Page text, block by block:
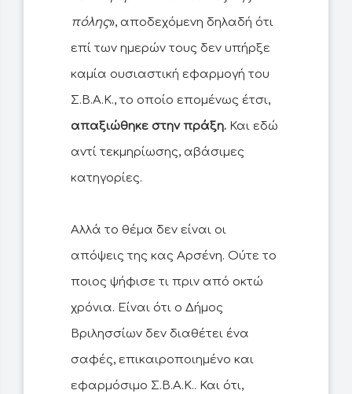
πόλης», αποδεχόμενη δηλαδή ότι
επί των ημερών τους δεν υπήρξε
καμία ουσιαστική εφαρμογή του
Σ.Β.Α.Κ., το οποίο επομένως έτσι,
απαξιώθηκε στην πράξη. Και εδώ
αντί τεκμηρίωσης, αβάσιμες
κατηγορίες.
Αλλά το θέμα δεν είναι οι
απόψεις της κας Αρσένη. Ούτε το
ποιος ψήφισε τι πριν από οκτώ
χρόνια. Είναι ότι ο Δήμος
Βριλησσίων δεν διαθέτει ένα
σαφές, επικαιροποιημένο και
εφαρμόσιμο Σ.Β.Α.Κ.. Και ότι,